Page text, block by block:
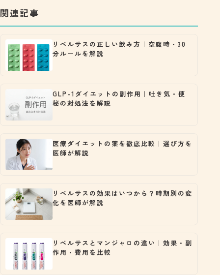
関連記事
リベルサスの正しい飲み方｜空腹時・30
分ルールを解説
GLP-1ダイエットの副作用｜吐き気・便
秘の対処法を解説
医療ダイエットの薬を徹底比較｜選び方を
医師が解説
リベルサスの効果はいつから？時期別の変
化を医師が解説
リベルサスとマンジャロの違い｜効果・副
作用・費用を比較